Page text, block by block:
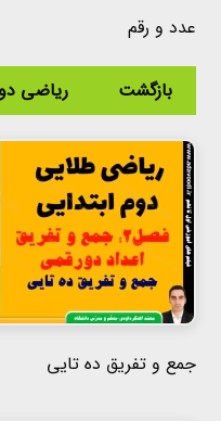
چهارم
پنجم
ششم
هفتم
هشتم
نهم
عدد و رقم
بازگشت ریاضی
جمع و تفریق ده تایی